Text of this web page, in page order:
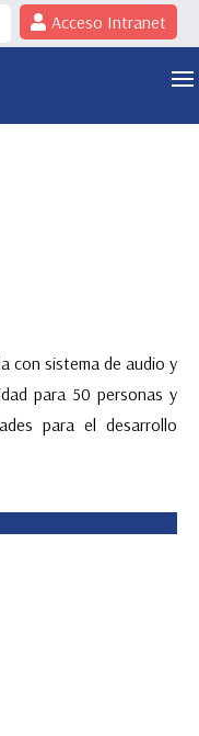
Acceso Intranet
con sistema de audio y
para 50 personas y
para el desarrollo